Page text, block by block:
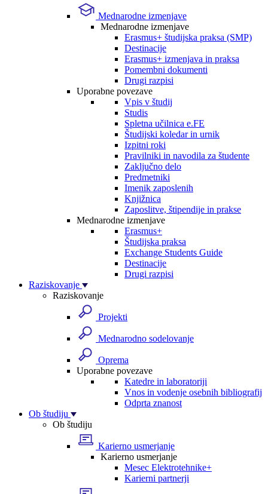
Mednarodne izmenjave
Mednarodne izmenjave
Erasmus+ študijska praksa (SMP)
Destinacije
Erasmus+ izmenjava in praksa
Pomembni dokumenti
Drugi razpisi
Uporabne povezave
Vpis v študij
Studis
Spletna učilnica e.FE
Študijski koledar in urnik
Izpitni roki
Pravilniki in navodila za študente
Zaključno delo
Predmetniki
Imenik zaposlenih
Knjižnica
Zaposlitve, štipendije in prakse
Mednarodne izmenjave
Erasmus+
Študijska praksa
Exchange Students Guide
Destinacije
Drugi razpisi
Raziskovanje
Raziskovanje
Projekti
Mednarodno sodelovanje
Oprema
Uporabne povezave
Katedre in laboratoriji
Vnos in vodenje osebnih bibliografij
Odprta znanost
Ob študiju
Ob študiju
Karierno usmerjanje
Karierno usmerjanje
Mesec Elektrotehnike+
Karierni partnerji